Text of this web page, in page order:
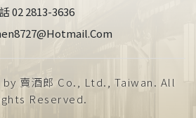
02 2813-3636
賣酒郎 Co., Ltd., Taiwan. All
Reserved.